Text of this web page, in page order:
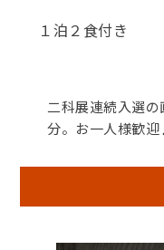
１泊２食付き
二科展連続入選
分。お一人様歓